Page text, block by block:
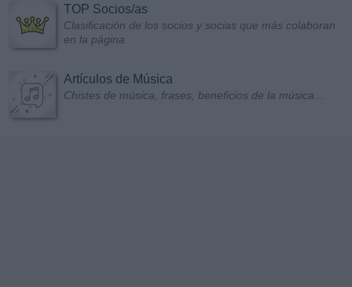
TOP Socios/as
Clasificación de los socios y socias que más colaboran
en la página
Artículos de Música
Chistes de música, frases, beneficios de la música...